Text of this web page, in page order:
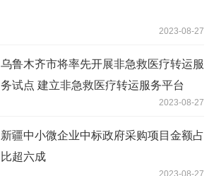
2023-08-27
乌鲁木齐市将率先开展非急救医疗转运服
务试点 建立非急救医疗转运服务平台
2023-08-27
新疆中小微企业中标政府采购项目金额占
比超六成
2023-08-27